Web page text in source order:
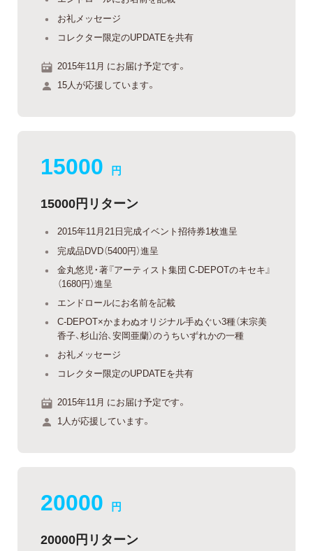
お礼メッセージ
コレクター限定のUPDATEを共有
2015年11月 にお届け予定です。
15人が応援しています。
15000 円
15000円リターン
2015年11月21日完成イベント招待券1枚進呈
完成品DVD（5400円）進呈
金丸悠児・著『アーティスト集団 C-DEPOTのキセキ』
（1680円）進呈
エンドロールにお名前を記載
C-DEPOT×かまわぬオリジナル手ぬぐい3種（末宗美
香子、杉山治、安岡亜蘭）のうちいずれかの一種
お礼メッセージ
コレクター限定のUPDATEを共有
2015年11月 にお届け予定です。
1人が応援しています。
20000 円
20000円リターン